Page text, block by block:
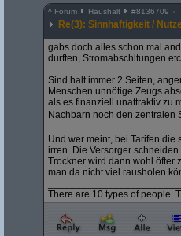
^ Forum Haushalt #8136709
Re(3): Sinnhaftigkeit /
gabs doch alles schon mal
durften, Stromabschltungen
Sind halt immer 2 Seiten,
Menschen unnötige Zeugs
als es finanziell unattraktiv zu
Nachbarn noch den zentralen
Und wer meint, bei Tarifen
irren. Die Versorger
Trockner wird dann wohl öfter
man da nicht viel rausholen
There are 10 types of people.